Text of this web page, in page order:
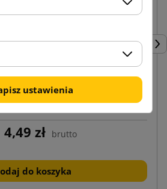
z nadrukiem 350x250x70
4,49 zł brutto
do koszyka
ustawienia